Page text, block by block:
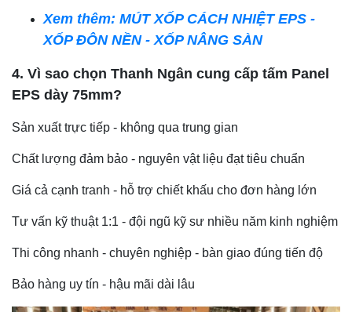
Xem thêm: MÚT XỐP CÁCH NHIỆT EPS -
XỐP ĐÔN NỀN - XỐP NÂNG SÀN
4. Vì sao chọn Thanh Ngân cung cấp tấm Panel
EPS dày 75mm?
Sản xuất trực tiếp - không qua trung gian
Chất lượng đảm bảo - nguyên vật liệu đạt tiêu chuẩn
Giá cả cạnh tranh - hỗ trợ chiết khấu cho đơn hàng lớn
Tư vấn kỹ thuật 1:1 - đội ngũ kỹ sư nhiều năm kinh nghiệm
Thi công nhanh - chuyên nghiệp - bàn giao đúng tiến độ
Bảo hàng uy tín - hậu mãi dài lâu